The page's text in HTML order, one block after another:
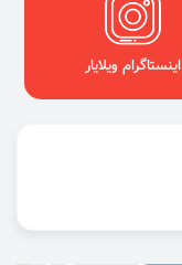
اینستاگرام ویلایار